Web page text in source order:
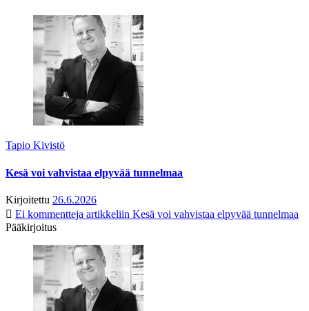
Tapio Kivistö
Kesä voi vahvistaa elpyvää tunnelmaa
Kirjoitettu 26.6.2026
Ei kommentteja artikkeliin Kesä voi vahvistaa elpyvää tunnelmaa
Pääkirjoitus